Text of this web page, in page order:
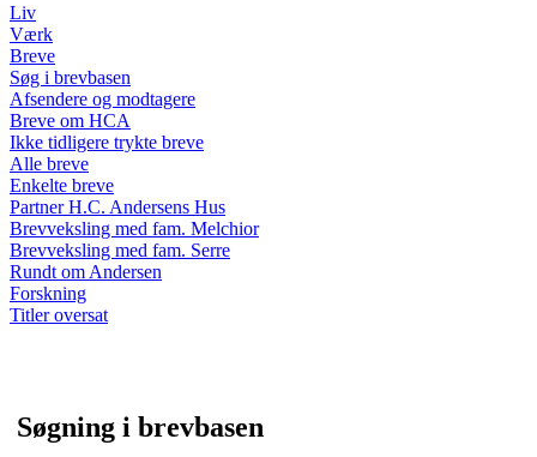
Liv
Værk
Breve
Søg i brevbasen
Afsendere og modtagere
Breve om HCA
Ikke tidligere trykte breve
Alle breve
Enkelte breve
Partner H.C. Andersens Hus
Brevveksling med fam. Melchior
Brevveksling med fam. Serre
Rundt om Andersen
Forskning
Titler oversat
Søgning i brevbasen